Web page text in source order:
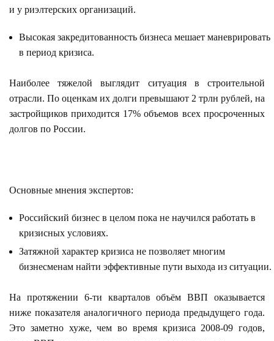
и у риэлтерских организаций.
Высокая закредитованность бизнеса мешает маневрировать
в период кризиса.
Наиболее тяжелой выглядит ситуация в строительной
отрасли. По оценкам их долги превышают 2 трлн рублей, на
застройщиков приходится 17% объемов всех просроченных
долгов по России.
Основные мнения экспертов:
Российский бизнес в целом пока не научился работать в
кризисных условиях.
Затяжной характер кризиса не позволяет многим
бизнесменам найти эффективные пути выхода из ситуации.
На протяжении 6-ти кварталов объём ВВП оказывается
ниже показателя аналогичного периода предыдущего года.
Это заметно хуже, чем во время кризиса 2008-09 годов,